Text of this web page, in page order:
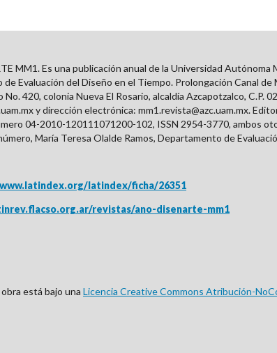
MM1. Es una publicación anual de la Universidad
Evaluación del Diseño en el Tiempo. Prolongación Canal
No. 420, colonia Nueva El Rosario, alcaldía Azcapotzalco,
y dirección electrónica: mm1.revista@azc.uam.mx.
04-2010-120111071200-102, ISSN 2954-3770, ambos
María Teresa Olalde Ramos, Departamento de
latindex/ficha/26351
revistas/ano-disenarte-mm1
está bajo una Licencia Creative Commons Atribución-